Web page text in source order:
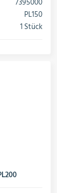
PL150
1 Stück